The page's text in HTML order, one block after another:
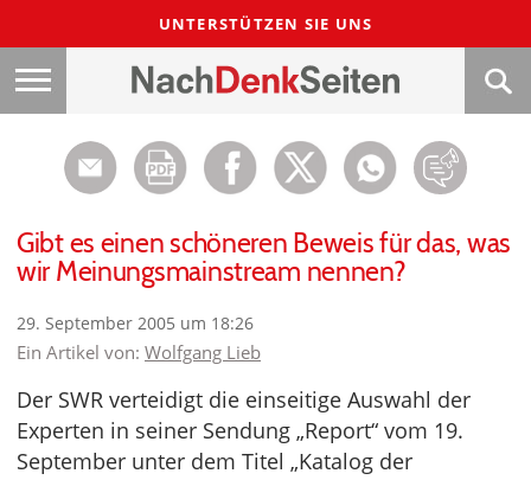
UNTERSTÜTZEN SIE UNS
Gibt es einen schöneren Beweis für das, was
wir Meinungsmainstream nennen?
29. September 2005 um 18:26
Ein Artikel von: Wolfgang Lieb
Der SWR verteidigt die einseitige Auswahl der
Experten in seiner Sendung „Report“ vom 19.
September unter dem Titel „Katalog der